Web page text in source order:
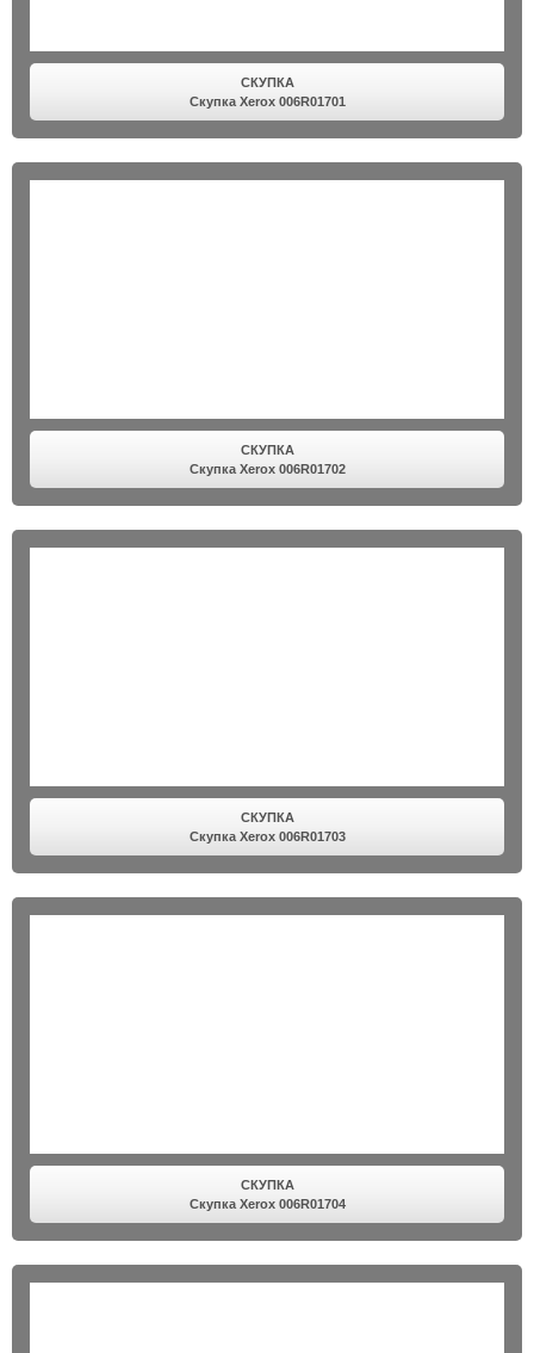
СКУПКА
Скупка Xerox 006R01701
СКУПКА
Скупка Xerox 006R01702
СКУПКА
Скупка Xerox 006R01703
СКУПКА
Скупка Xerox 006R01704